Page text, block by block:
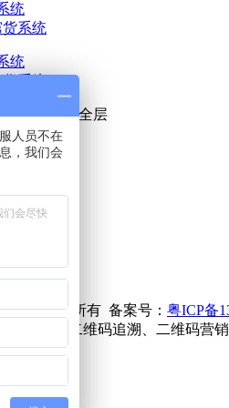
系统
号B1栋6楼全层
司 © 版权所有 备案号： 粤ICP备
量追溯、二维码追溯、二维码营
人员不在
，我们会